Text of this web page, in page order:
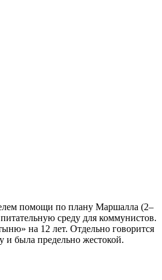
помощи по плану Маршалла (2–
среду для коммунистов.
на 12 лет. Отдельно говорится
и была предельно жестокой.